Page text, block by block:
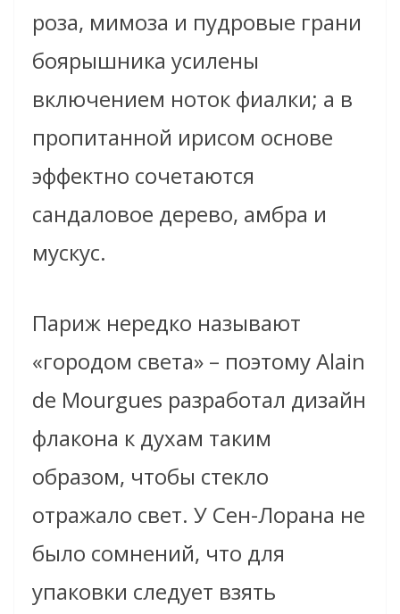
роза, мимоза и пудровые грани
боярышника усилены
включением ноток фиалки; а в
пропитанной ирисом основе
эффектно сочетаются
сандаловое дерево, амбра и
мускус.
Париж нередко называют
«городом света» – поэтому Alain
de Mourgues разработал дизайн
флакона к духам таким
образом, чтобы стекло
отражало свет. У Сен-Лорана не
было сомнений, что для
упаковки следует взять